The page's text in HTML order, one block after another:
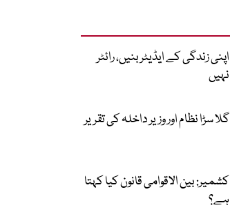
اپنی زندگی کے ایڈیٹر بنیں، رائٹر
نہیں
گلا سڑا نظام اور وزیر داخلہ کی تقریر
کشمیر: بین الاقوامی قانون کیا کہتا
ہے؟